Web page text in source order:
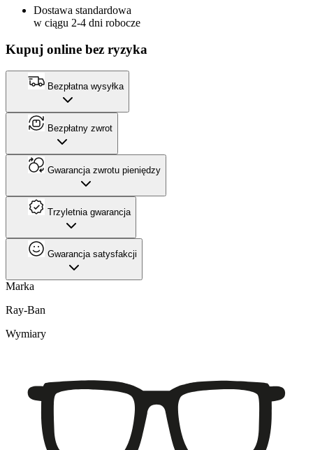
Dostawa standardowa
w ciągu 2-4 dni robocze
Kupuj online bez ryzyka
Bezpłatna wysyłka
Bezpłatny zwrot
Gwarancja zwrotu pieniędzy
Trzyletnia gwarancja
Gwarancja satysfakcji
Marka
Ray-Ban
Wymiary